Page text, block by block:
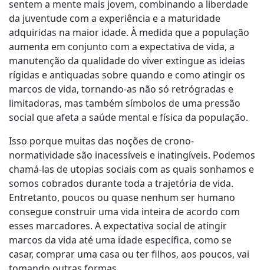
sentem a mente mais jovem, combinando a liberdade
da juventude com a experiência e a maturidade
adquiridas na maior idade. À medida que a população
aumenta em conjunto com a expectativa de vida, a
manutenção da qualidade do viver extingue as ideias
rígidas e antiquadas sobre quando e como atingir os
marcos de vida, tornando-as não só retrógradas e
limitadoras, mas também símbolos de uma pressão
social que afeta a saúde mental e física da população.
Isso porque muitas das noções de crono-
normatividade são inacessíveis e inatingíveis. Podemos
chamá-las de utopias sociais com as quais sonhamos e
somos cobrados durante toda a trajetória de vida.
Entretanto, poucos ou quase nenhum ser humano
consegue construir uma vida inteira de acordo com
esses marcadores. A expectativa social de atingir
marcos da vida até uma idade específica, como se
casar, comprar uma casa ou ter filhos, aos poucos, vai